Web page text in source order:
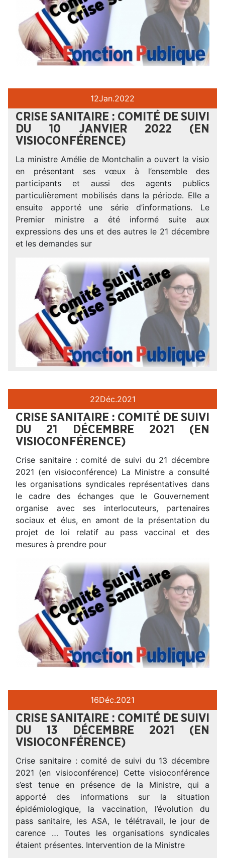
12Jan.2022
CRISE SANITAIRE : COMITÉ DE SUIVI
DU 10 JANVIER 2022 (EN
VISIOCONFÉRENCE)
La ministre Amélie de Montchalin a ouvert la visio
en présentant ses vœux à l’ensemble des
participants et aussi des agents publics
particulièrement mobilisés dans la période. Elle a
ensuite apporté une série d’informations. Le
Premier ministre a été informé suite aux
expressions des uns et des autres le 21 décembre
et les demandes sur
22Déc.2021
CRISE SANITAIRE : COMITÉ DE SUIVI
DU 21 DÉCEMBRE 2021 (EN
VISIOCONFÉRENCE)
Crise sanitaire : comité de suivi du 21 décembre
2021 (en visioconférence) La Ministre a consulté
les organisations syndicales représentatives dans
le cadre des échanges que le Gouvernement
organise avec ses interlocuteurs, partenaires
sociaux et élus, en amont de la présentation du
projet de loi relatif au pass vaccinal et des
mesures à prendre pour
16Déc.2021
CRISE SANITAIRE : COMITÉ DE SUIVI
DU 13 DÉCEMBRE 2021 (EN
VISIOCONFÉRENCE)
Crise sanitaire : comité de suivi du 13 décembre
2021 (en visioconférence) Cette visioconférence
s’est tenue en présence de la Ministre, qui a
apporté des informations sur la situation
épidémiologique, la vaccination, l’évolution du
pass sanitaire, les ASA, le télétravail, le jour de
carence … Toutes les organisations syndicales
étaient présentes. Intervention de la Ministre